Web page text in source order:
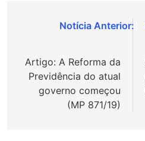
Navegação
Post
Artigo: A Reforma da
Previdência do atual
governo começou
(MP 871/19)